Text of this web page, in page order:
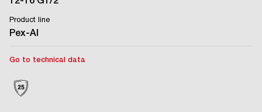
Product line
Pex-Al
Go to technical data